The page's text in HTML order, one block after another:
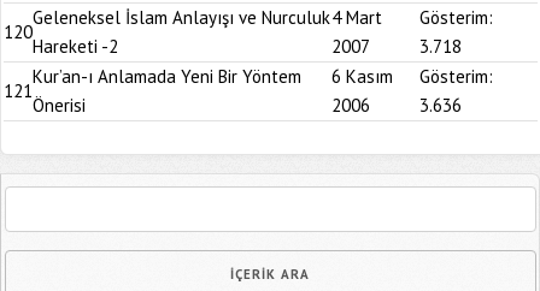
120
Geleneksel İslam Anlayışı ve Nurculuk
Hareketi -2
4 Mart
2007
Gösterim:
3.718
121
Kur’an-ı Anlamada Yeni Bir Yöntem
Önerisi
6 Kasım
2006
Gösterim:
3.636